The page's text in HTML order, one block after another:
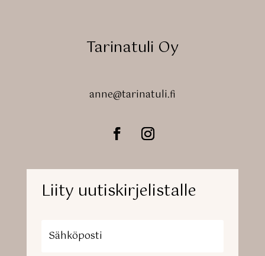
Tarinatuli Oy
anne@tarinatuli.fi
Liity uutiskirjelistalle